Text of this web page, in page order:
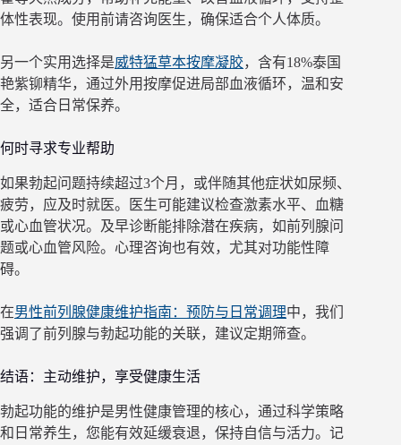
体性表现。使用前请咨询医生，确保适合个人体质。
另一个实用选择是威特猛草本按摩凝胶，含有18%泰国
艳紫铆精华，通过外用按摩促进局部血液循环，温和安
全，适合日常保养。
何时寻求专业帮助
如果勃起问题持续超过3个月，或伴随其他症状如尿频、
疲劳，应及时就医。医生可能建议检查激素水平、血糖
或心血管状况。及早诊断能排除潜在疾病，如前列腺问
题或心血管风险。心理咨询也有效，尤其对功能性障
碍。
在男性前列腺健康维护指南：预防与日常调理中，我们
强调了前列腺与勃起功能的关联，建议定期筛查。
结语：主动维护，享受健康生活
勃起功能的维护是男性健康管理的核心，通过科学策略
和日常养生，您能有效延缓衰退，保持自信与活力。记